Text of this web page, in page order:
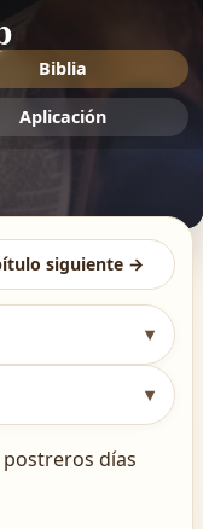
Biblia
Aplicación
siguiente →
▾
▾
postreros días